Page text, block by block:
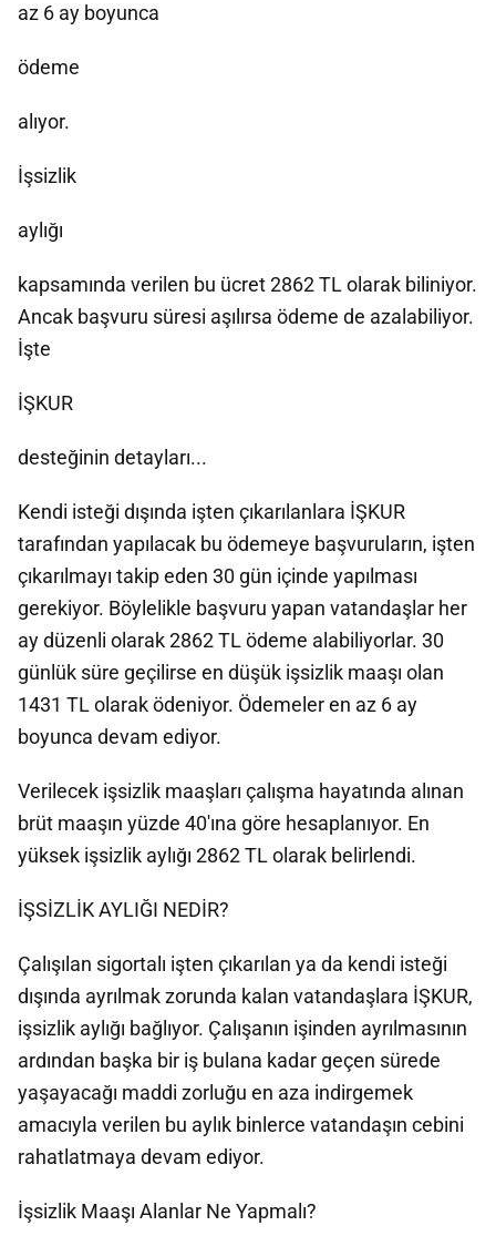
az 6 ay boyunca
ödeme
alıyor.
İşsizlik
aylığı
kapsamında verilen bu ücret 2862 TL olarak biliniyor.
Ancak başvuru süresi aşılırsa ödeme de azalabiliyor.
İşte
İŞKUR
desteğinin detayları...
Kendi isteği dışında işten çıkarılanlara İŞKUR
tarafından yapılacak bu ödemeye başvuruların, işten
çıkarılmayı takip eden 30 gün içinde yapılması
gerekiyor. Böylelikle başvuru yapan vatandaşlar her
ay düzenli olarak 2862 TL ödeme alabiliyorlar. 30
günlük süre geçilirse en düşük işsizlik maaşı olan
1431 TL olarak ödeniyor. Ödemeler en az 6 ay
boyunca devam ediyor.
Verilecek işsizlik maaşları çalışma hayatında alınan
brüt maaşın yüzde 40'ına göre hesaplanıyor. En
yüksek işsizlik aylığı 2862 TL olarak belirlendi.
İŞSİZLİK AYLIĞI NEDİR?
Çalışılan sigortalı işten çıkarılan ya da kendi isteği
dışında ayrılmak zorunda kalan vatandaşlara İŞKUR,
işsizlik aylığı bağlıyor. Çalışanın işinden ayrılmasının
ardından başka bir iş bulana kadar geçen sürede
yaşayacağı maddi zorluğu en aza indirgemek
amacıyla verilen bu aylık binlerce vatandaşın cebini
rahatlatmaya devam ediyor.
İşsizlik Maaşı Alanlar Ne Yapmalı?